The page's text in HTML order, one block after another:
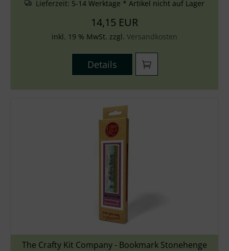
Lieferzeit: 5-14 Werktage * Artikel nicht auf Lager
14,15 EUR
inkl. 19 % MwSt. zzgl. Versandkosten
Details
The Crafty Kit Company - Bookmark Stonehenge